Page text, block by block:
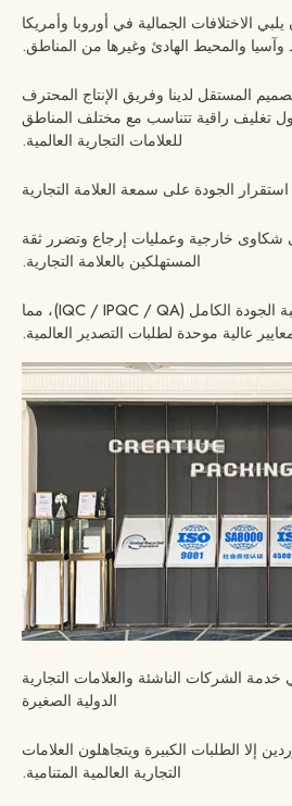
الاختلافات الجمالية في أوروبا وأمريكا
والمحيط الهادئ وغيرها من المناطق.
المستقل لدينا وفريق الإنتاج المحترف
تغليف راقية تتناسب مع مختلف المناطق
للعلامات التجارية العالمية.
شكاوى خارجية وعمليات إرجاع وتضرر ثقة
المستهلكين بالعلامة التجارية.
تتمثل ميزتنا في نظام مراقبة الجودة الكامل (IQC / IPQC / QA)، مما
عالية موحدة لطلبات التصدير العالمية.
خدمة الشركات الناشئة والعلامات التجارية
الدولية الصغيرة
إلا الطلبات الكبيرة ويتجاهلون العلامات
التجارية العالمية المتنامية.